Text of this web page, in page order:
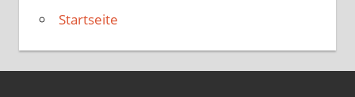
Startseite